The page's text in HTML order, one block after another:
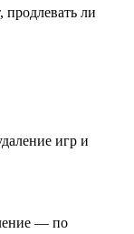
ли
игр и
— по